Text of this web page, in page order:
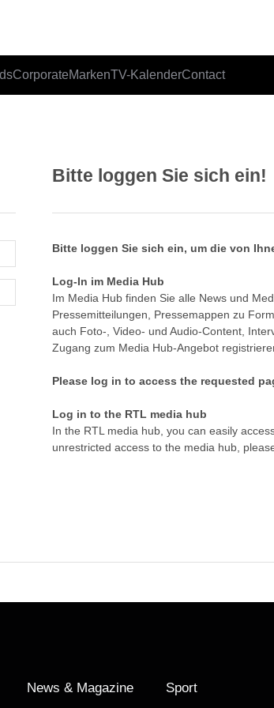
CorporateMarkenTV-KalenderContact
Bitte loggen Sie sich ein!
Bitte loggen Sie sich ein, um die von
Log-In im Media Hub
Im Media Hub finden Sie alle News und
Pressemitteilungen, Pressemappen zu
auch Foto-, Video- und Audio-Content,
Zugang zum Media Hub-Angebot
Please log in to access the requested
Log in to the RTL media hub
In the RTL media hub, you can easily
unrestricted access to the media hub,
News & Magazine Sport